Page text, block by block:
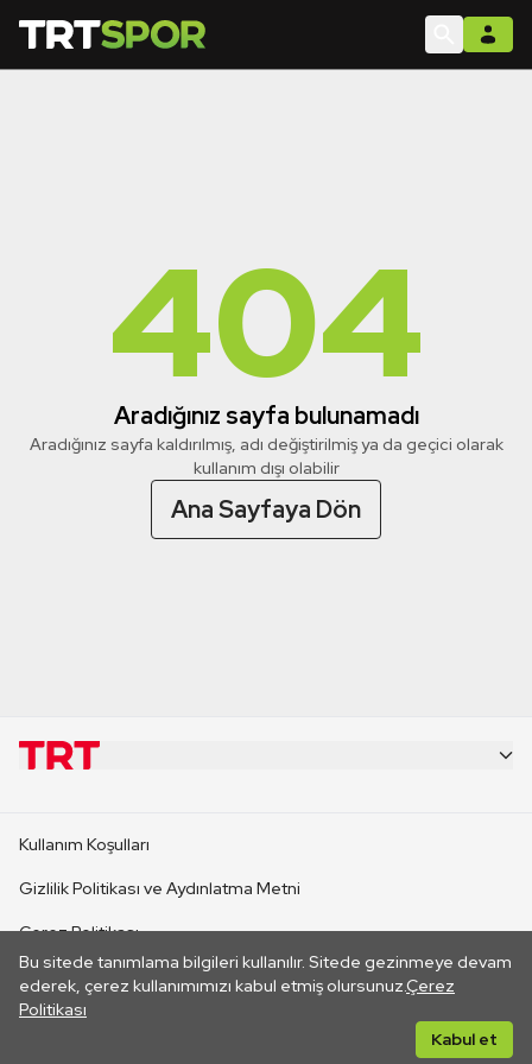
404
Aradığınız sayfa bulunamadı
Aradığınız sayfa kaldırılmış, adı değiştirilmiş ya da geçici olarak
kullanım dışı olabilir
Ana Sayfaya Dön
Bu sitede tanımlama bilgileri kullanılır. Sitede gezinmeye devam
ederek, çerez kullanımımızı kabul etmiş olursunuz.Çerez
Politikası
Kabul et
CANLI YAYINLAR
Kullanım Koşulları
Gizlilik Politikası ve Aydınlatma Metni
Çerez Politikası
İletişim
Her hakkı saklıdır. ©2026 TRT. Bağlantı yoluyla gidilen dış